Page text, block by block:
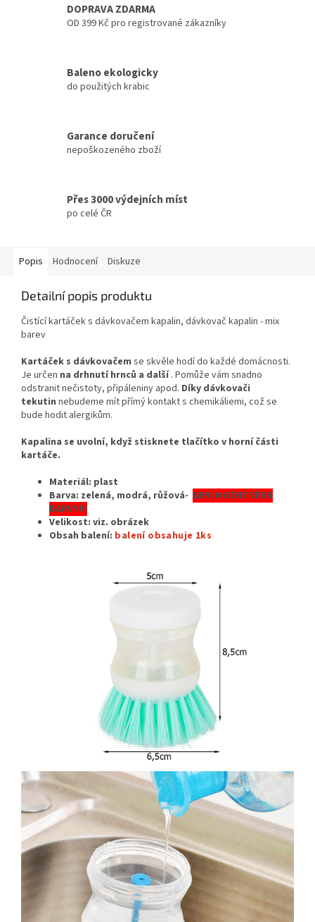
DOPRAVA ZDARMA
OD 399 Kč pro registrované zákazníky
Baleno ekologicky
do použitých krabic
Garance doručení
nepoškozeného zboží
Přes 3000 výdejních míst
po celé ČR
Popis Hodnocení Diskuze
Detailní popis produktu
Čistící kartáček s dávkovačem kapalin, dávkovač kapalin - mix
barev
Kartáček s dávkovačem se skvěle hodí do každé domácnosti.
Je určen na drhnutí hrnců a další. Pomůže vám snadno
odstranit nečistoty, připáleniny apod. Díky dávkovači
tekutin nebudeme mít přímý kontakt s chemikáliemi, což se
bude hodit alergikům.
Kapalina se uvolní, když stisknete tlačítko v horní části
kartáče.
Materiál: plast
Barva: zelená, modrá, růžová- NENÍ MOŽNÝ VĚBR
BARVY!!!
Velikost: viz. obrázek
Obsah balení: balení obsahuje 1ks